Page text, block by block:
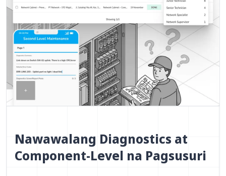
Nawawalang Diagnostics at
Component-Level na Pagsusuri